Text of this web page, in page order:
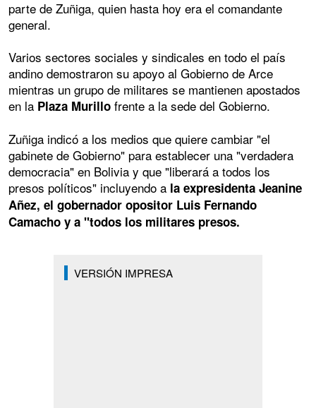
parte de Zuñiga, quien hasta hoy era el comandante
general.
Varios sectores sociales y sindicales en todo el país
andino demostraron su apoyo al Gobierno de Arce
mientras un grupo de militares se mantienen apostados
en la Plaza Murillo frente a la sede del Gobierno.
Zuñiga indicó a los medios que quiere cambiar "el
gabinete de Gobierno" para establecer una "verdadera
democracia" en Bolivia y que "liberará a todos los
presos políticos" incluyendo a la expresidenta Jeanine
Añez, el gobernador opositor Luis Fernando
Camacho y a "todos los militares presos.
VERSIÓN IMPRESA